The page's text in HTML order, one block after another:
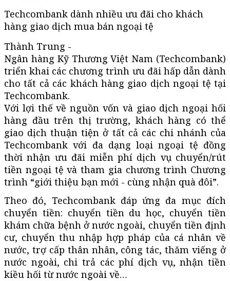
Techcombank dành nhiều ưu đãi cho khách
hàng giao dịch mua bán ngoại tệ
Thành Trung -
Ngân hàng Kỹ Thương Việt Nam (Techcombank)
triển khai các chương trình ưu đãi hấp dẫn dành
cho tất cả các khách hàng giao dịch ngoại tệ tại
Techcombank.
Với lợi thế về nguồn vốn và giao dịch ngoại hối
hàng đầu trên thị trường, khách hàng có thể
giao dịch thuận tiện ở tất cả các chi nhánh của
Techcombank với đa dạng loại ngoại tệ đồng
thời nhận ưu đãi miễn phí dịch vụ chuyển/rút
tiền ngoại tệ và tham gia chương trình Chương
trình “giới thiệu bạn mới - cùng nhận quà đôi”.
Theo đó, Techcombank đáp ứng đa mục đích
chuyển tiền: chuyển tiền du học, chuyển tiền
khám chữa bệnh ở nước ngoài, chuyển tiền định
cư, chuyển thu nhập hợp pháp của cá nhân về
nước, trợ cấp thân nhân, công tác, thăm viếng ở
nước ngoài, chi trả các phí dịch vụ, nhận tiền
kiều hối từ nước ngoài về…